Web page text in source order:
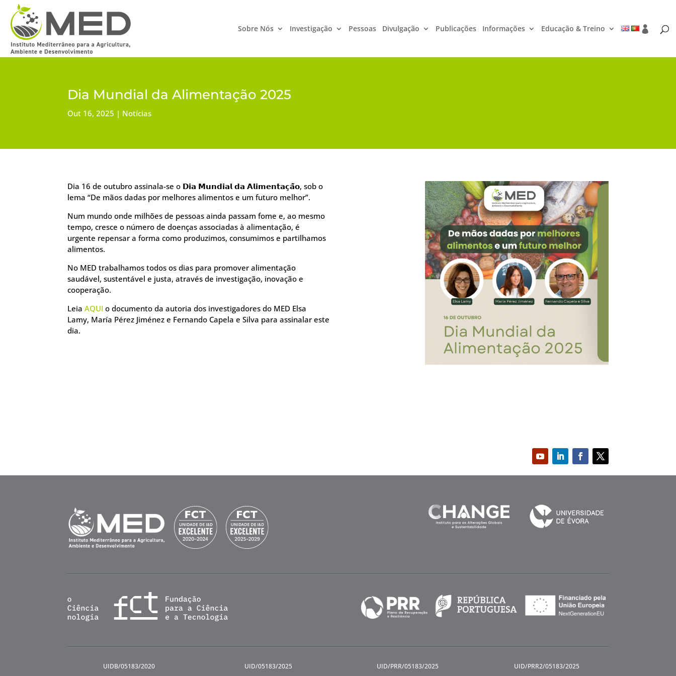
Sobre Nós Investigação Pessoas Divulgação Publicações Informações Educação & Treino
Dia Mundial da Alimentação 2025
Out 16, 2025 Notícias
Dia 16 de outubro assinala-se o 𝗗𝗶𝗮 𝗠𝘂𝗻𝗱𝗶𝗮𝗹 𝗱𝗮 𝗔𝗹𝗶𝗺𝗲𝗻𝘁𝗮𝗰̧𝗮̃𝗼, sob o
lema “De mãos dadas por melhores alimentos e um futuro melhor”.
Num mundo onde milhões de pessoas ainda passam fome e, ao mesmo
tempo, cresce o número de doenças associadas à alimentação, é
urgente repensar a forma como produzimos, consumimos e partilhamos
alimentos.
No MED trabalhamos todos os dias para promover alimentação
saudável, sustentável e justa, através de investigação, inovação e
cooperação.
LeiaAQUI o documento da autoria dos investigadores do MED Elsa
Lamy, María Pérez Jiménez e Fernando Capela e Silva para assinalar este
dia.
UIDB/05183/2020 UID/05183/2025 UID/PRR/05183/2025 UID/PRR2/05183/2025